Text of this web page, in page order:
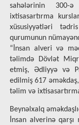
sahələrinin 300-
ixtisasartırma
xüsusiyyətləri
qurumunun
“İnsan alveri və
təlimdə Dövlət
etmiş, Ədliyyə və
edilmiş 617
təlim və
Beynəlxalq
İnsan alverinə